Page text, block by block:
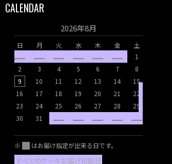
CALENDAR
2026年8月
日 月 火 水 木 金
土
1
2
3 4 5 6 7
8
9
10 11 12 13 14
15
16
17 18 19 20 21
22
23
24 25 26 27 28
29
30
31
※ はお届け指定が出来る日です。
すべてのケーキお届け可能日